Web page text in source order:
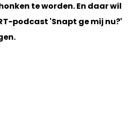
te worden. En daar wil
podcast 'Snapt ge mij nu?'